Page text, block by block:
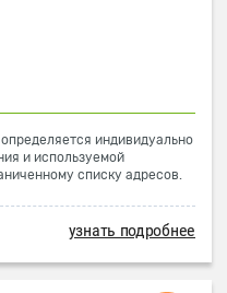
индивидуально
и используемой
списку адресов.
узнать подробнее